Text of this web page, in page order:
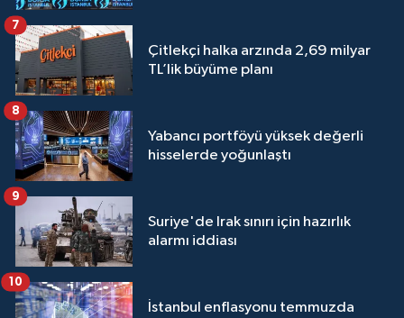
Çitlekçi halka arzında 2,69 milyar
TL’lik büyüme planı
7
Yabancı portföyü yüksek değerli
hisselerde yoğunlaştı
8
Suriye'de Irak sınırı için hazırlık
alarmı iddiası
9
İstanbul enflasyonu temmuzda
10